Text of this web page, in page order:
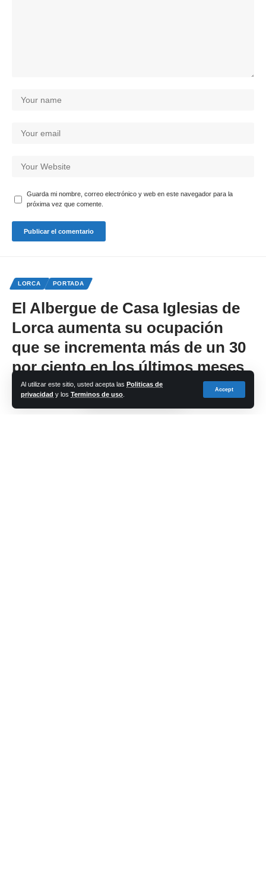
Al utilizar este sitio, usted acepta las Politicas de
privacidad y los Terminos de uso
Accept
Guarda mi nombre, correo electrónico y web en este navegador para la
próxima vez que comente.
LORCA PORTADA
El Albergue de Casa Iglesias de
Lorca aumenta su ocupación
que se incrementa más de un 30
por ciento en los últimos meses
Share